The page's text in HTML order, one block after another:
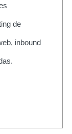
de
inbound